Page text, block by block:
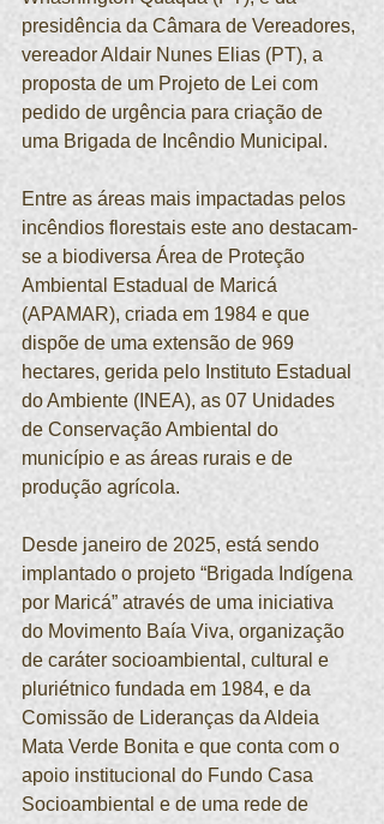
presidência da Câmara de Vereadores,
vereador Aldair Nunes Elias (PT), a
proposta de um Projeto de Lei com
pedido de urgência para criação de
uma Brigada de Incêndio Municipal.
Entre as áreas mais impactadas pelos
incêndios florestais este ano destacam-
se a biodiversa Área de Proteção
Ambiental Estadual de Maricá
(APAMAR), criada em 1984 e que
dispõe de uma extensão de 969
hectares, gerida pelo Instituto Estadual
do Ambiente (INEA), as 07 Unidades
de Conservação Ambiental do
município e as áreas rurais e de
produção agrícola.
Desde janeiro de 2025, está sendo
implantado o projeto “Brigada Indígena
por Maricá” através de uma iniciativa
do Movimento Baía Viva, organização
de caráter socioambiental, cultural e
pluriétnico fundada em 1984, e da
Comissão de Lideranças da Aldeia
Mata Verde Bonita e que conta com o
apoio institucional do Fundo Casa
Socioambiental e de uma rede de